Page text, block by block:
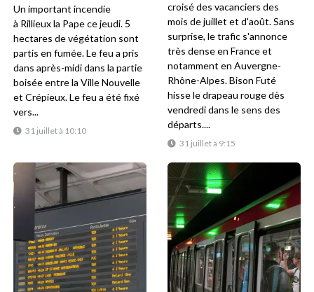
31 juillet à 10:10
Un important incendie
à Rillieux la Pape ce jeudi. 5
hectares de végétation sont
partis en fumée. Le feu a pris
dans après-midi dans la partie
boisée entre la Ville Nouvelle
et Crépieux. Le feu a été fixé
vers...
31 juillet à 9:15
croisé des vacanciers des
mois de juillet et d'août. Sans
surprise, le trafic s'annonce
très dense en France et
notamment en Auvergne-
Rhône-Alpes. Bison Futé
hisse le drapeau rouge dès
vendredi dans le sens des
départs....